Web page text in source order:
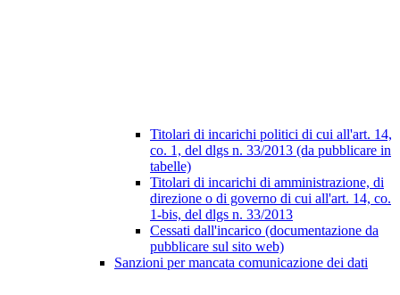
Titolari di incarichi politici di cui all'art. 14,
co. 1, del dlgs n. 33/2013 (da pubblicare in
tabelle)
Titolari di incarichi di amministrazione, di
direzione o di governo di cui all'art. 14, co.
1-bis, del dlgs n. 33/2013
Cessati dall'incarico (documentazione da
pubblicare sul sito web)
Sanzioni per mancata comunicazione dei dati